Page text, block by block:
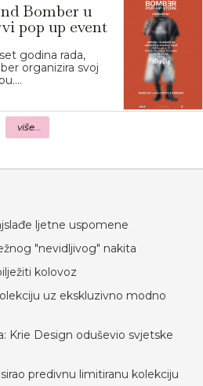
Bomber u
pop up event
godina rada,
organizira svoj
više...
ljetne uspomene
"nevidljivog" nakita
kolovoz
uz ekskluzivno modno
Krie Design oduševio svjetske
predivnu limitiranu kolekciju